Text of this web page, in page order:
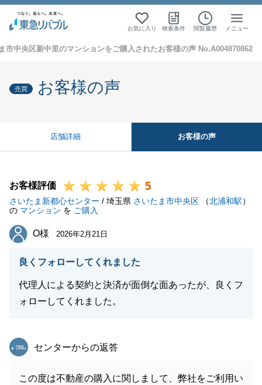
お気に入り 検索条件 閲覧履歴 メニュー
市中央区新中里のマンションをご購入されたお客様の声 No.A004870862
売買 お客様の声
店舗詳細 お客様の声
お客様評価 5
さいたま新都心センター / 埼玉県 さいたま市中央区 （北浦和駅）
の マンション を ご購入
O様
O様 2026年2月21日
良くフォローしてくれました
代理人による契約と決済が面倒な面あったが、良くフ
ォローしてくれました。
東急リバブル
センターからの返答
この度は不動産の購入に関しまして、弊社をご利用い